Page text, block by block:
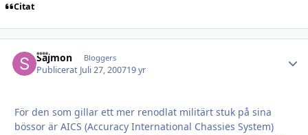
Citat
Sajmon Bloggers
Publicerat Juli 27, 200719 yr
För den som gillar ett mer renodlat militärt stuk på sina
bössor är AICS (Accuracy International Chassies System)